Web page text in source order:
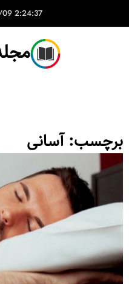
2:24:37 PM
برچسب:آسانی